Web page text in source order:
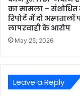
का मामला –
रिपोर्ट में दो अस्पतालों
लापरवाही के आरोप
May 25, 2026
Leave a Reply